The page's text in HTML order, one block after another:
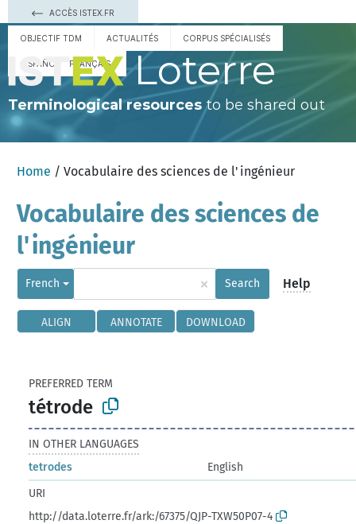
ACCÈS ISTEX.FR
OBJECTIF TDM ACTUALITÉS CORPUS SPÉCIALISÉS
ESPAÑOL FRANÇAIS Loterre
Terminological resourcesto be shared out
Home / Vocabulaire des sciences de l'ingénieur
Vocabulaire des sciences de
l'ingénieur
French × Search Help
ALIGN ANNOTATE DOWNLOAD
PREFERRED TERM
tétrode
IN OTHER LANGUAGES
tetrodes
English
URI
http://data.loterre.fr/ark:/67375/QJP-TXW50P07-4